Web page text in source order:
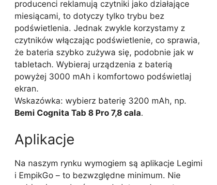
producenci reklamują czytniki jako działające
miesiącami, to dotyczy tylko trybu bez
podświetlenia. Jednak zwykle korzystamy z
czytników włączając podświetlenie, co sprawia,
że bateria szybko zużywa się, podobnie jak w
tabletach. Wybieraj urządzenia z baterią
powyżej 3000 mAh i komfortowo podświetlaj
ekran.
Wskazówka: wybierz baterię 3200 mAh, np.
Bemi Cognita Tab 8 Pro 7,8 cala.
Aplikacje
Na naszym rynku wymogiem są aplikacje Legimi
i EmpikGo – to bezwzględne minimum. Nie